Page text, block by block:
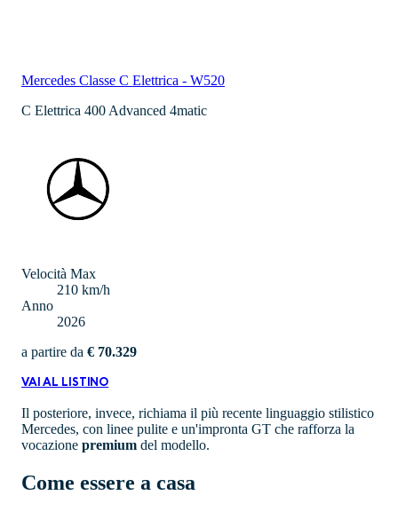
Mercedes Classe C Elettrica - W520
C Elettrica 400 Advanced 4matic
Velocità Max
210 km/h
Anno
2026
a partire da € 70.329
VAI AL LISTINO
Il posteriore, invece, richiama il più recente linguaggio stilistico
Mercedes, con linee pulite e un'impronta GT che rafforza la
vocazione premium del modello.
Come essere a casa